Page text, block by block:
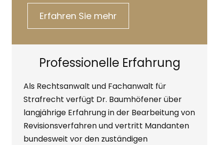
Erfahren Sie mehr
Professionelle Erfahrung
Als Rechtsanwalt und Fachanwalt für
Strafrecht verfügt Dr. Baumhöfener über
langjährige Erfahrung in der Bearbeitung von
Revisionsverfahren und vertritt Mandanten
bundesweit vor den zuständigen